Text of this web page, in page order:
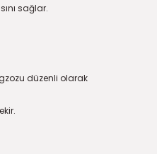
sağlar.
düzenli olarak